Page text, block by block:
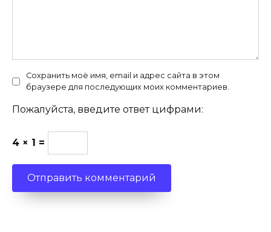
Сохранить моё имя, email и адрес сайта в этом
браузере для последующих моих комментариев.
Пожалуйста, введите ответ цифрами:
4 × 1 =